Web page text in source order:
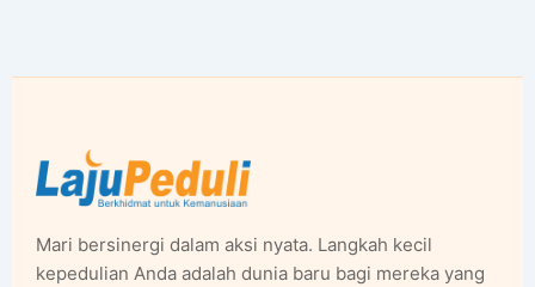
Mari bersinergi dalam aksi nyata. Langkah kecil
kepedulian Anda adalah dunia baru bagi mereka yang